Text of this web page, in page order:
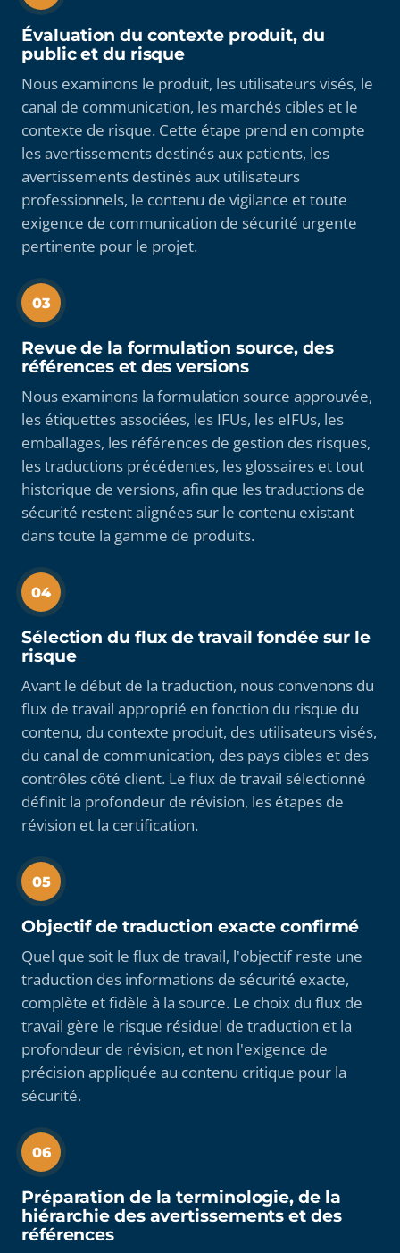
Évaluation du contexte produit, du
public et du risque
Nous examinons le produit, les utilisateurs visés, le
canal de communication, les marchés cibles et le
contexte de risque. Cette étape prend en compte
les avertissements destinés aux patients, les
avertissements destinés aux utilisateurs
professionnels, le contenu de vigilance et toute
exigence de communication de sécurité urgente
pertinente pour le projet.
03
Revue de la formulation source, des
références et des versions
Nous examinons la formulation source approuvée,
les étiquettes associées, les IFUs, les eIFUs, les
emballages, les références de gestion des risques,
les traductions précédentes, les glossaires et tout
historique de versions, afin que les traductions de
sécurité restent alignées sur le contenu existant
dans toute la gamme de produits.
04
Sélection du flux de travail fondée sur le
risque
Avant le début de la traduction, nous convenons du
flux de travail approprié en fonction du risque du
contenu, du contexte produit, des utilisateurs visés,
du canal de communication, des pays cibles et des
contrôles côté client. Le flux de travail sélectionné
définit la profondeur de révision, les étapes de
révision et la certification.
05
Objectif de traduction exacte confirmé
Quel que soit le flux de travail, l'objectif reste une
traduction des informations de sécurité exacte,
complète et fidèle à la source. Le choix du flux de
travail gère le risque résiduel de traduction et la
profondeur de révision, et non l'exigence de
précision appliquée au contenu critique pour la
sécurité.
06
Préparation de la terminologie, de la
hiérarchie des avertissements et des
références